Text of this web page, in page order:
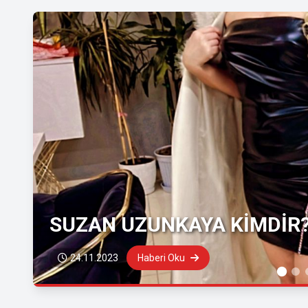
SUZAN UZUNKAYA
24.11.2023 Haberi Oku